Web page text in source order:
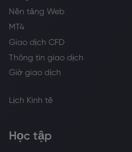
Nền tảng Web
MT4
Giao dịch CFD
Thông tin giao dịch
Giờ giao dịch
Lịch Kinh tế
Học tập